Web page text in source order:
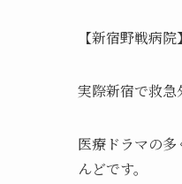
【新宿野戦病
実際新宿で救急
医療ドラマの
んどです。